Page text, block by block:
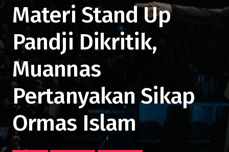
Materi Stand Up
Pandji Dikritik,
Muannas
Pertanyakan Sikap
Ormas Islam